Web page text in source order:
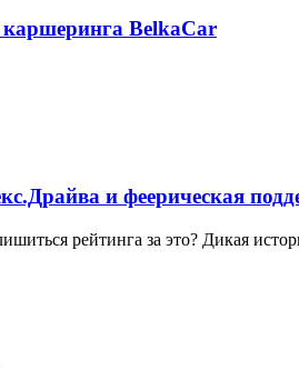
BelkaCar
и феерическая
рейтинга за это? Дикая